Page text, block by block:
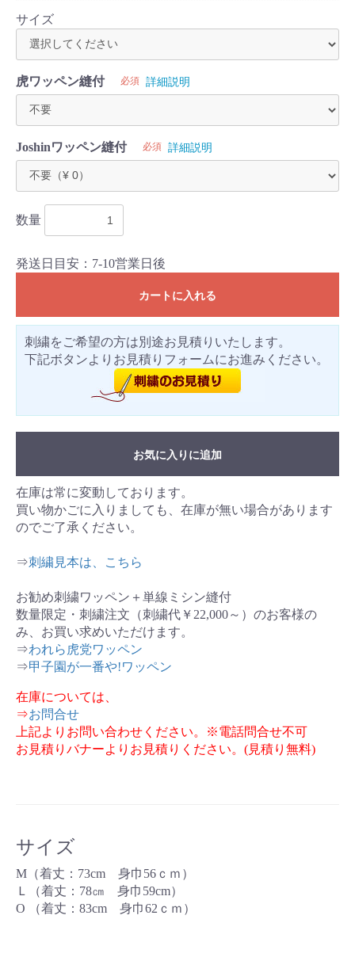
サイズ
虎ワッペン縫付 必須 詳細説明
Joshinワッペン縫付 必須 詳細説明
数量
発送日目安：7-10営業日後
カートに入れる
刺繍をご希望の方は別途お見積りいたします。
下記ボタンよりお見積りフォームにお進みください。
お気に入りに追加
在庫は常に変動しております。
買い物かごに入りましても、在庫が無い場合があります
のでご了承ください。
⇒刺繍見本は、こちら
お勧め刺繍ワッペン＋単線ミシン縫付
数量限定・刺繍注文（刺繍代￥22,000～）のお客様の
み、お買い求めいただけます。
⇒われら虎党ワッペン
⇒甲子園が一番や!ワッペン
在庫については、
⇒お問合せ
上記よりお問い合わせください。※電話問合せ不可
お見積りバナーよりお見積りください。(見積り無料)
サイズ
M（着丈：73cm 身巾56ｃｍ）
Ｌ（着丈：78㎝ 身巾59cm）
O （着丈：83cm 身巾62ｃｍ）